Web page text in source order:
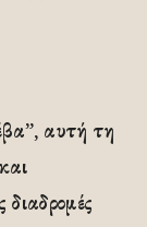
αυτή τη
διαδρομές